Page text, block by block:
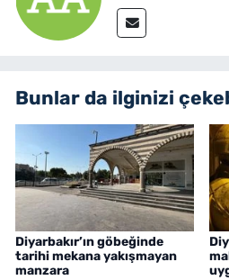
Bunlar da ilginizi
Diyarbakır’ın göbeğinde
tarihi mekana yakışmayan
manzara